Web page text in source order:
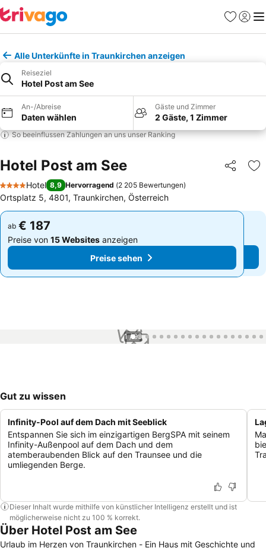
Favoriten
Alle Unterkünfte in Traunkirchen anzeigen
Reiseziel
Hotel Post am See
An-/Abreise
Daten wählen
Gäste und Zimmer
2 Gäste, 1 Zimmer
So beeinflussen Zahlungen an uns unser Ranking
Hotel Post am See Teilen
4 Sterne
Hotel 8,9 Hervorragend (2 205 Bewertungen)
Ortsplatz 5, 4801, Traunkirchen, Österreich
ab € 187
Preise von 15 Websitesanzeigen
Preise sehen
ab € 187
Preise von 15 Websites anzeigen
Preise sehen
1 / 99
Gut zu wissen
Infinity-Pool auf dem Dach mit Seeblick
Entspannen Sie sich im einzigartigen BergSPA mit seinem
Infinity-Außenpool auf dem Dach und dem
atemberaubenden Blick auf den Traunsee und die
umliegenden Berge.
Dieser Inhalt wurde mithilfe von künstlicher Intelligenz erstellt und ist
möglicherweise nicht zu 100 % korrekt.
Über Hotel Post am See
Urlaub im Herzen von Traunkirchen - Ein Haus mit Geschichte und